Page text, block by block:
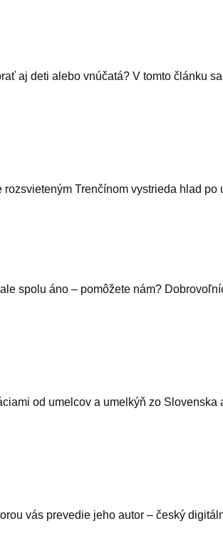
aj deti alebo vnúčatá? V tomto článku
Trenčínom vystrieda hlad
spolu áno – pomôžete nám?
od umelcov a umelkýň zo Slovenska
vás prevedie jeho autor – český